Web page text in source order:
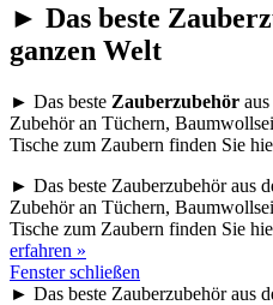
► Das beste
ganzen Welt
► Das beste Zauberzubehör
Zubehör an Tüchern,
Tische zum Zaubern finden Sie
► Das beste Zauberzubehör aus
Zubehör an Tüchern,
Tische zum Zaubern finden Sie
erfahren »
Fenster schließen
► Das beste Zauberzubehör aus